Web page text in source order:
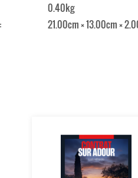
0.40kg
21.00cm × 13.00cm ×